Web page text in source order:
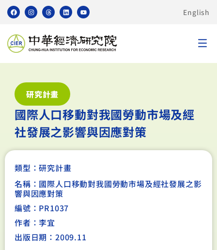
English
研究計畫
國際人口移動對我國勞動市場及經
社發展之影響與因應對策
類型：研究計畫
名稱：國際人口移動對我國勞動市場及經社發展之影
響與因應對策
編號：PR1037
作者：李宜
出版日期：2009.11